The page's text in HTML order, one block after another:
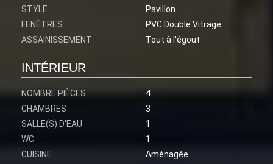
STYLE
Pavillon
FENÊTRES
PVC Double Vitrage
ASSAINISSEMENT
Tout à l'égout
INTÉRIEUR
NOMBRE PIÈCES
4
CHAMBRES
3
SALLE(S) D'EAU
1
WC
1
CUISINE
Aménagée